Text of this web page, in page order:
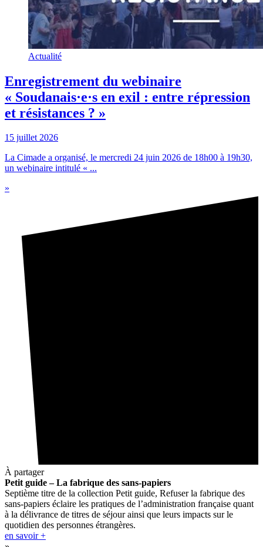
Actualité
Enregistrement du webinaire
« Soudanais·e·s en exil : entre répression
et résistances ? »
15 juillet 2026
La Cimade a organisé, le mercredi 24 juin 2026 de 18h00 à 19h30,
un webinaire intitulé « ...
»
À partager
Petit guide – La fabrique des sans-papiers
Septième titre de la collection Petit guide, Refuser la fabrique des
sans-papiers éclaire les pratiques de l’administration française quant
à la délivrance de titres de séjour ainsi que leurs impacts sur le
quotidien des personnes étrangères.
en savoir +